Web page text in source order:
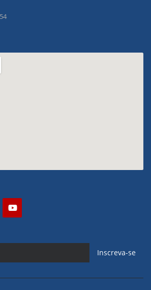
Inscreva-se